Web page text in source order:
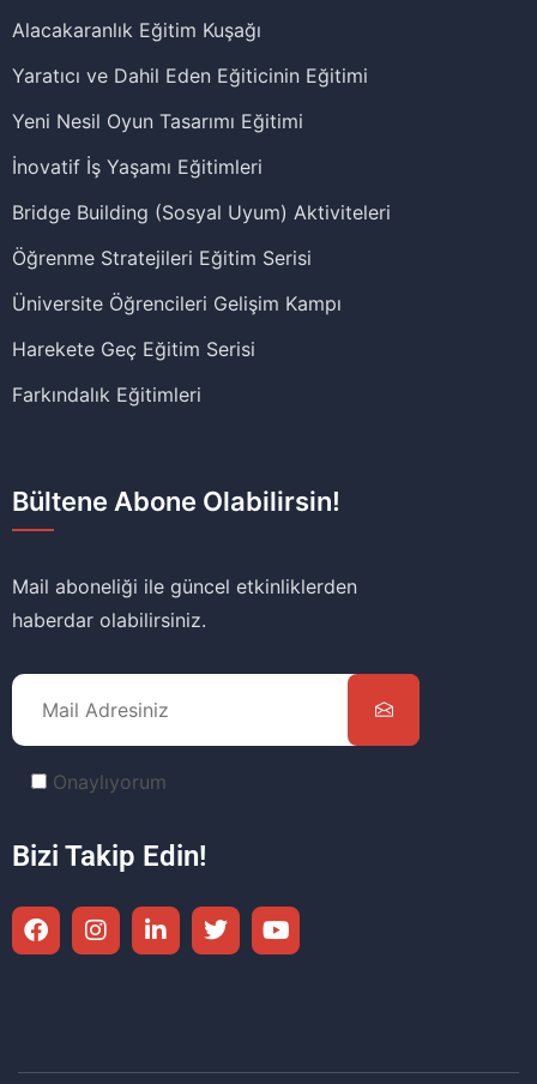
Alacakaranlık Eğitim Kuşağı
Yaratıcı ve Dahil Eden Eğiticinin Eğitimi
Yeni Nesil Oyun Tasarımı Eğitimi
İnovatif İş Yaşamı Eğitimleri
Bridge Building (Sosyal Uyum) Aktiviteleri
Öğrenme Stratejileri Eğitim Serisi
Üniversite Öğrencileri Gelişim Kampı
Harekete Geç Eğitim Serisi
Farkındalık Eğitimleri
Bültene Abone Olabilirsin!
Mail aboneliği ile güncel etkinliklerden
haberdar olabilirsiniz.
Onaylıyorum
Bizi Takip Edin!